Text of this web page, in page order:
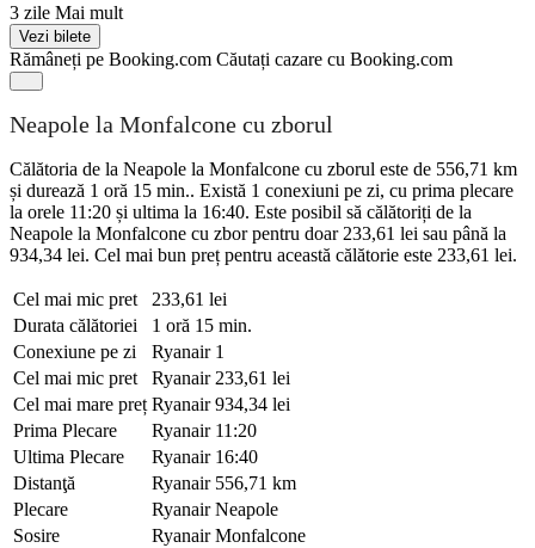
3 zile Mai mult
Vezi bilete
Rămâneți pe Booking.com Căutați cazare cu Booking.com
Neapole la Monfalcone cu zborul
Călătoria de la Neapole la Monfalcone cu zborul este de 556,71 km
și durează 1 oră 15 min.. Există 1 conexiuni pe zi, cu prima plecare
la orele 11:20 și ultima la 16:40. Este posibil să călătoriți de la
Neapole la Monfalcone cu zbor pentru doar 233,61 lei sau până la
934,34 lei. Cel mai bun preț pentru această călătorie este 233,61 lei.
Cel mai mic pret
233,61 lei
Durata călătoriei
1 oră 15 min.
Conexiune pe zi
Ryanair 1
Cel mai mic pret
Ryanair 233,61 lei
Cel mai mare preț Ryanair 934,34 lei
Prima Plecare
Ryanair 11:20
Ultima Plecare
Ryanair 16:40
Distanţă
Ryanair 556,71 km
Plecare
Ryanair Neapole
Sosire
Ryanair Monfalcone